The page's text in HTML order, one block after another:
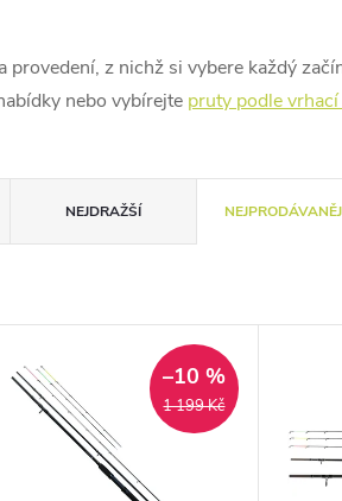
z nichž si vybere každý
nebo vybírejte pruty podle vrhací
NEJDRAŽŠÍ
1 199 Kč
–10 %